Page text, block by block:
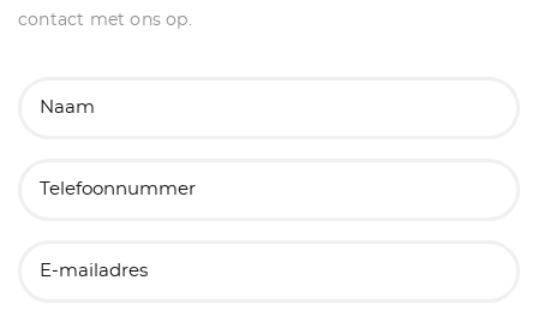
contact met ons op.